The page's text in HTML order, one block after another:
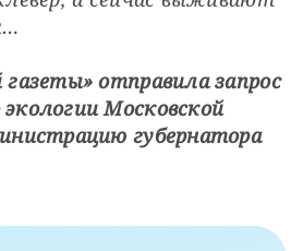
газеты» отправила запрос
Московской
губернатора